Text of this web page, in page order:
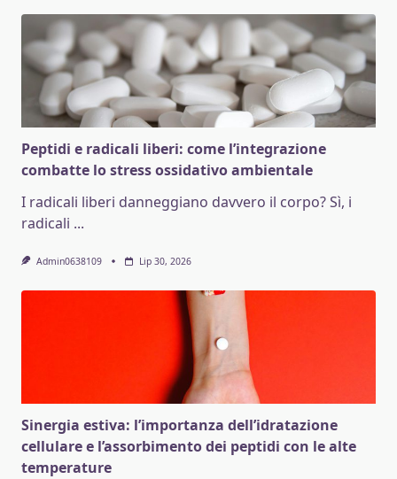
Peptidi e radicali liberi: come l’integrazione
combatte lo stress ossidativo ambientale
I radicali liberi danneggiano davvero il corpo? Sì, i
radicali ...
Admin0638109 Lip 30, 2026
Sinergia estiva: l’importanza dell’idratazione
cellulare e l’assorbimento dei peptidi con le alte
temperature